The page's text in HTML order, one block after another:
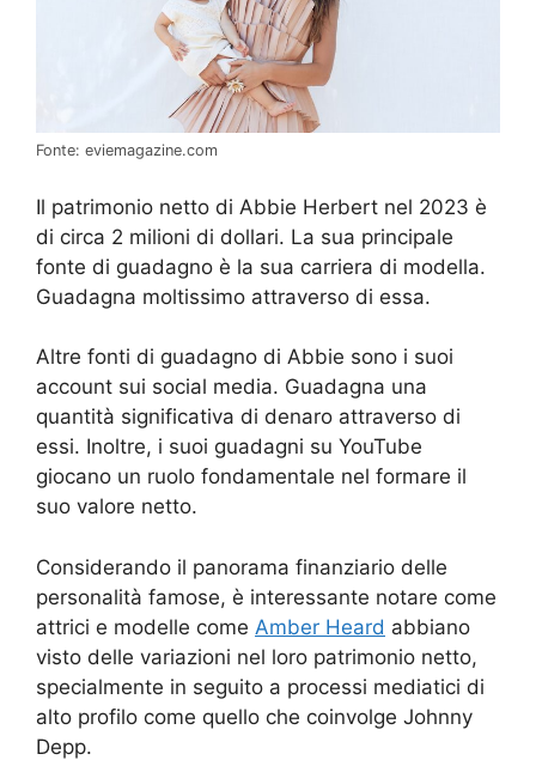
Fonte: eviemagazine.com
Il patrimonio netto di Abbie Herbert nel 2023 è
di circa 2 milioni di dollari. La sua principale
fonte di guadagno è la sua carriera di modella.
Guadagna moltissimo attraverso di essa.
Altre fonti di guadagno di Abbie sono i suoi
account sui social media. Guadagna una
quantità significativa di denaro attraverso di
essi. Inoltre, i suoi guadagni su YouTube
giocano un ruolo fondamentale nel formare il
suo valore netto.
Considerando il panorama finanziario delle
personalità famose, è interessante notare come
attrici e modelle come Amber Heard abbiano
visto delle variazioni nel loro patrimonio netto,
specialmente in seguito a processi mediatici di
alto profilo come quello che coinvolge Johnny
Depp.